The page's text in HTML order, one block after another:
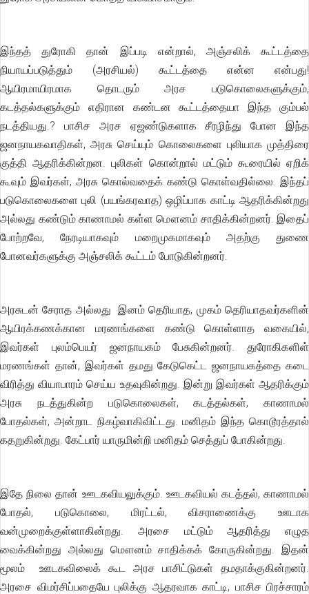
இந்தத் துரோகி தான் இப்படி என்றால், அஞ்சலிக் கூட்டத்தை
நியாயப்படுத்தும் (அரசியல்) கூட்டத்தை என்ன என்பது!
ஆயிரமாயிரமாக தொடரும் அரச படுகொலைகளுக்கும்,
கடத்தல்களுக்கும் எதிரான கண்டன கூட்டத்தையா இந்த கும்பல்
நடத்தியது.? பாசிச அரச ஏஜண்டுகளாக சீரழிந்து போன இந்த
ஜனநாயகவாதிகள், அரசு செய்யும் கொலைகளை புலியாக முத்திரை
குத்தி ஆதரிக்கின்றன. புலிகள் கொன்றால் மட்டும் கூரையில் ஏறிக்
கூவும் இவர்கள், அரசு கொல்வதைக் கண்டு கொள்வதில்லை. இந்தப்
படுகொலைகளை புலி (பயங்கரவாத) ஒழிப்பாக காட்டி ஆதரிக்கின்றது
அல்லது கண்டும் காணாமல் கள்ள மௌனம் சாதிக்கின்றனர். இதைப்
போற்றவே, நேரடியாகவும் மறைமுகமாகவும் அதற்கு துணை
போனவர்களுக்கு அஞ்சலிக் கூட்டம் போடுகின்றனர்.
அரசுடன் சேராத அல்லது இனம் தெரியாத, முகம் தெரியாதவர்களின்
ஆயிரக்கணக்கான மரணங்களை கண்டு கொள்ளாத வகையில்,
இவர்கள் புலம்பெயர் ஜனநாயகம் பேசுகின்றனர். துரோகிகளிள்
மரணங்கள் தான், இவர்கள் தமது கேடுகெட்ட ஜனநாயகத்தை கடை
விரித்து வியாபாரம் செய்ய உதவுகின்றது. இன்று இவர்கள் ஆதரிக்கும்
அரசு நடத்துகின்ற படுகொலைகள், கடத்தல்கள், காணாமல்
போதல்கள், அன்றாட நிகழ்வாகிவிட்டது. மனிதம் இந்த கொடூரத்தால்
கதறுகின்றது. கேட்பார் யாருமின்றி மனிதம் செத்துப் போகின்றது.
இதே நிலை தான் ஊடகவியலுக்கும். ஊடகவியல் கடத்தல், காணாமல்
போதல், படுகொலை, மிரட்டல், விசராணைக்கு ஊடாக
வன்முறைக்குள்ளாகின்றது. அரசை மட்டும் ஆதரித்து எழுத
வைக்கின்றது அல்லது மௌனம் சாதிக்கக் கோருகின்றது. இதன்
மூலம் ஊடகவிலைக் கூட அரச பாசிட்டுகள் தமதாக்குகின்றனர்.
அரசை விமர்சிப்பதையே புலிக்கு ஆதரவாக காட்டி, பாசிச பிரச்சாரம்